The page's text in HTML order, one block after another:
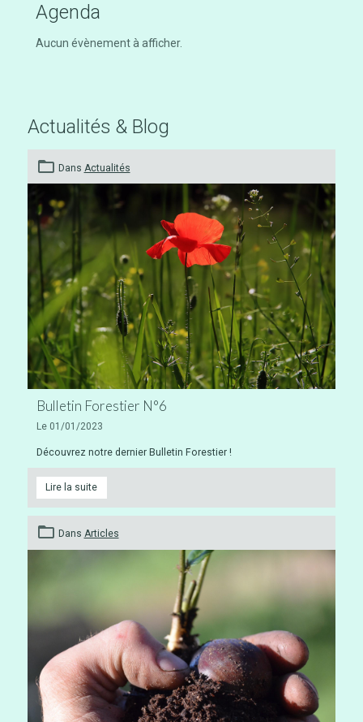
Agenda
Aucun évènement à afficher.
Actualités & Blog
Dans Actualités
Bulletin Forestier N°6
Le 01/01/2023
Découvrez notre dernier Bulletin Forestier !
Lire la suite
Dans Articles